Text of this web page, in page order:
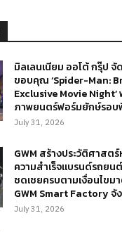
มิลเลนเนียม ออโต้ กรุ๊ป
ขอบคุณ ‘Spider-Man:
Exclusive Movie
ภาพยนตร์ฟอร์มยักษ์รอบ
July 31, 2026
GWM สร้างประวัติศาสต
ความสำเร็จแบรนด์รถย
ชดเชยครบตามเงื่อนไขม
GWM Smart Factory จั
July 31, 2026